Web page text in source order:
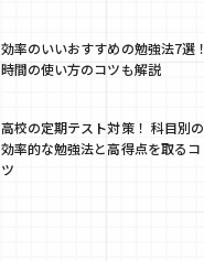
効率のいいおすすめの勉強法7選！
時間の使い方のコツも解説
高校の定期テスト対策！ 科目別の
効率的な勉強法と高得点を取るコ
ツ